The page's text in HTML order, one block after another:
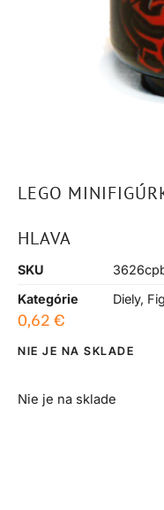
LEGO
HLAVA
SKU
Kategórie
Diely,
0,62 €
NIE JE NA SKLADE
Nie je na sklade